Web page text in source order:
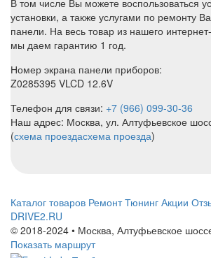
В том числе Вы можете воспользоваться
установки, а также услугами по ремонту
панели. На весь товар из нашего
мы даем гарантию 1 год.
Номер экрана панели приборов:
Z0285395 VLCD 12.6V
Телефон для связи: +7 (966) 099-30-36
Наш адрес: Москва, ул. Алтуфьевское
(схема проездасхема проезда)
Каталог товаров Ремонт Тюнинг Акции
DRIVE2.RU
© 2018-2024 • Москва, Алтуфьевское
Показать маршрут